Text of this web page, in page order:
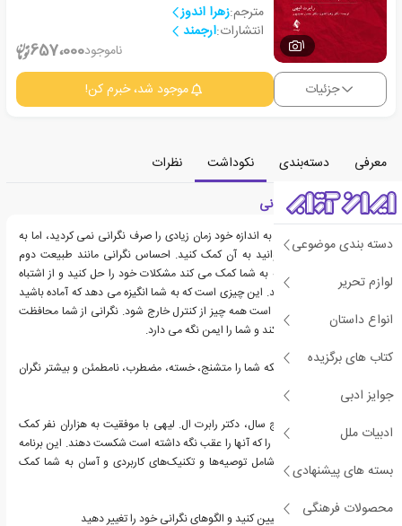
دسته بندی موضوعی
لوازم تحریر
انواع داستان
کتاب های برگزیده
جوایز ادبی
ادبیات ملل
بسته های پیشنهادی
محصولات فرهنگی
1
مترجم:زهرا اندوز
انتشارات:ارجمند
ناموجود657،000
جزئیات موجود شد، خبرم کن!
معرفی دسته‌بندی نکوداشت
نظرات
معرفی کتاب درمان نگرانی
آرزو می کنید که ای کاش به اندازه خود زمان زیادی را صرف نگرانی نمی کردید، اما به
نظر نمی رسد که نمی توانید به آن کمک کنید. احساس نگرانی مانند طبیعت دوم
است. این چیزی است که به شما کمک می کند مشکلات خود را حل کنید و از اشتباه
کردن شما جلوگیری می کند. این چیزی است که به شما انگیزه می دهد که آماده باشید
- اگر نگران نباشید، ممکن است همه چیز از کنترل خارج شود. نگرانی از شما محافظت
می کند، شما را آماده می کند و شما را ایمن نگه می دارد.
آیا این کار می کند؟ یا اینکه شما را متشنج، خسته، مضطرب، نامطمئن و بیشتر نگران
می کند؟
برای بیش از بیست و پنج سال، دکتر رابرت ال. لیهی با موفقیت به هزاران نفر کمک
کرده است تا نگرانی هایی را که آنها را عقب نگه داشته است شکست دهند. این برنامه
هفت مرحله‌ای قدرتمند، شامل توصیه‌ها و تکنیک‌های کاربردی و آسان به شما کمک
می‌کند:
• "نمایه نگرانی" خود را تعیین کنید و الگوهای نگرانی خود را تغییر دهید